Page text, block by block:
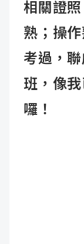
相關證
熟；操
考過，
班，像
囉！